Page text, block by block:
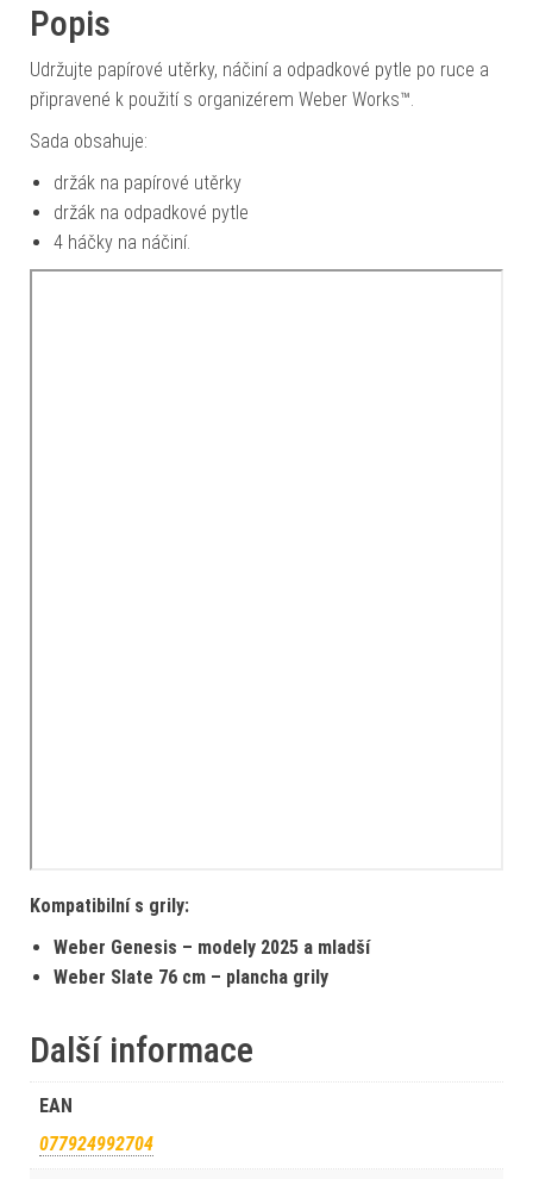
Popis
Udržujte papírové utěrky, náčiní a odpadkové pytle po ruce a
připravené k použití s organizérem Weber Works™.
Sada obsahuje:
držák na papírové utěrky
držák na odpadkové pytle
4 háčky na náčiní.
Kompatibilní s grily:
Weber Genesis – modely 2025 a mladší
Weber Slate 76 cm – plancha grily
Další informace
EAN
077924992704